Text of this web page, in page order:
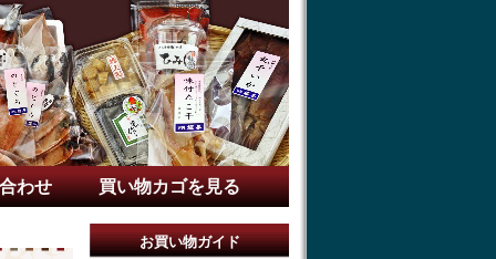
わせ 買い物カゴを見る
お買い物ガイド